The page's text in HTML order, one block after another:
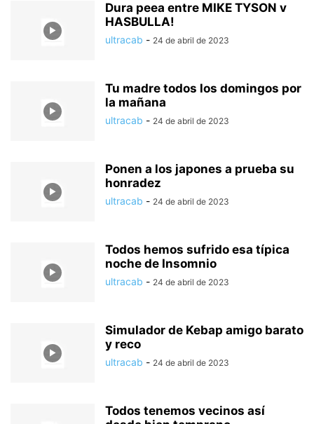
Dura peea entre MIKE TYSON v
HASBULLA!
ultracab - 24 de abril de 2023
Tu madre todos los domingos por
la mañana
ultracab - 24 de abril de 2023
Ponen a los japones a prueba su
honradez
ultracab - 24 de abril de 2023
Todos hemos sufrido esa típica
noche de Insomnio
ultracab - 24 de abril de 2023
Simulador de Kebap amigo barato
y reco
ultracab - 24 de abril de 2023
Todos tenemos vecinos así